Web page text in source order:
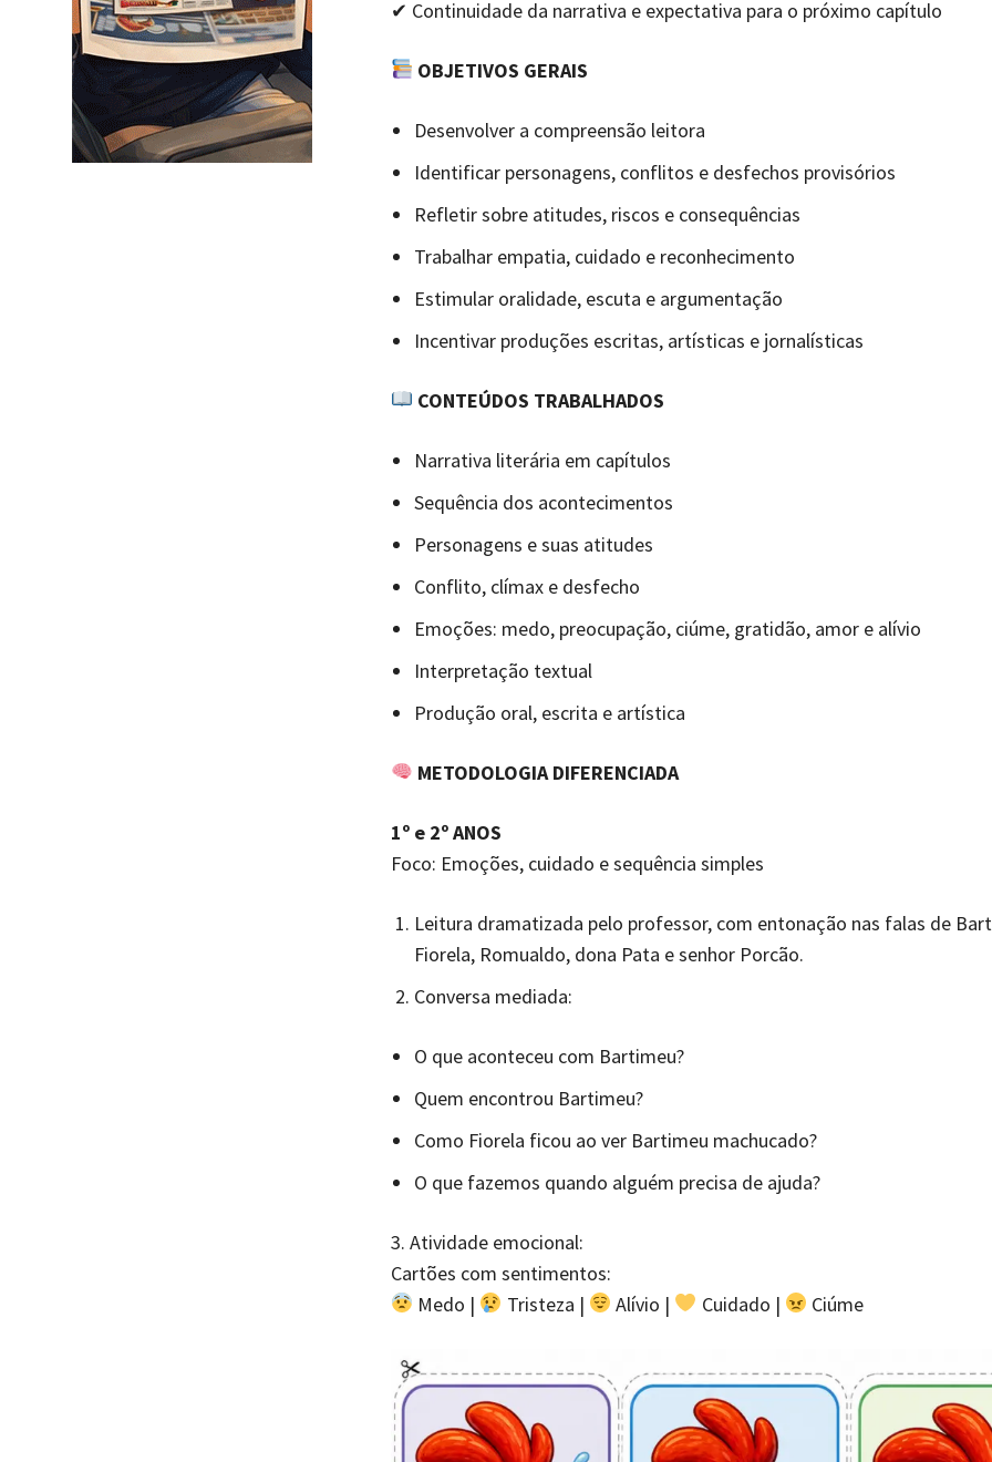
✔ Continuidade da narrativa e expectativa para o próximo capítulo
OBJETIVOS GERAIS
Desenvolver a compreensão leitora
Identificar personagens, conflitos e desfechos provisórios
Refletir sobre atitudes, riscos e consequências
Trabalhar empatia, cuidado e reconhecimento
Estimular oralidade, escuta e argumentação
Incentivar produções escritas, artísticas e jornalísticas
CONTEÚDOS TRABALHADOS
Narrativa literária em capítulos
Sequência dos acontecimentos
Personagens e suas atitudes
Conflito, clímax e desfecho
Emoções: medo, preocupação, ciúme, gratidão, amor e alívio
Interpretação textual
Produção oral, escrita e artística
METODOLOGIA DIFERENCIADA
1º e 2º ANOS
Foco: Emoções, cuidado e sequência simples
Leitura dramatizada pelo professor, com entonação nas falas de
Fiorela, Romualdo, dona Pata e senhor Porcão.
Conversa mediada:
O que aconteceu com Bartimeu?
Quem encontrou Bartimeu?
Como Fiorela ficou ao ver Bartimeu machucado?
O que fazemos quando alguém precisa de ajuda?
3. Atividade emocional:
Cartões com sentimentos:
Medo |
Tristeza | Alívio | Cuidado | Ciúme